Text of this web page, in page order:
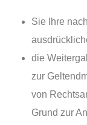
Sie Ihre
die
zur
von
Grund zur